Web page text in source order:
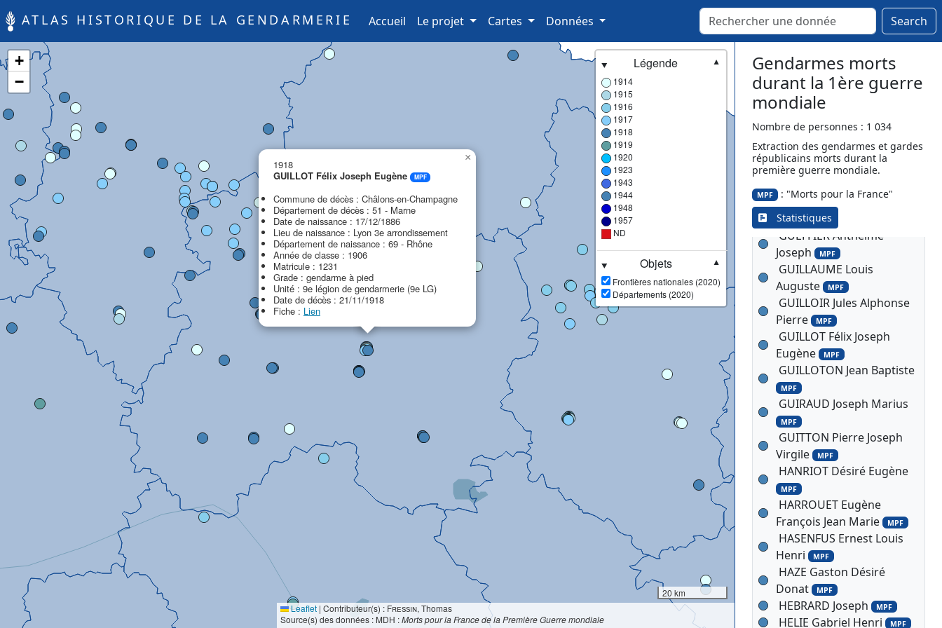
ATLAS HISTORIQUE DE LA GENDARMERIE Accueil (current)
Le projet Cartes Données Search
1918
GUILLOT Félix Joseph Eugène
MPF
Commune de décès : Châlons-en-Champagne
Département de décès : 51 - Marne
Date de naissance : 17/12/1886
Lieu de naissance : Lyon 3e arrondissement
Département de naissance : 69 - Rhône
Année de classe : 1906
Matricule : 1231
Grade : gendarme à pied
Unité : 9e légion de gendarmerie (9e LG)
Date de décès : 21/11/1918
Fiche : Lien
×
+
−
Légende
▼
1914
1915
1916
1917
1918
1919
1920
1923
1943
1944
1948
1957
ND
Objets
▼
Frontières nationales (2020)
Départements (2020)
20 km
Leaflet | Contributeur(s) : Fressin, Thomas
Source(s) des données : MDH :Morts pour la France de la Première Guerre mondiale
Gendarmes morts
durant la 1ère guerre
mondiale
Nombre de personnes : 1 034
Extraction des gendarmes et gardes
républicains morts durant la
première guerre mondiale.
MPF : "Morts pour la France"
Statistiques
GOT Martin Eugène MPF
GOUET Auguste Albert
GRAND Constant Ernest
MPF
GRANDIDIER Edmond
Marie
GRANGER Clément MPF
GRILLON Pierre MPF
GROS Eugène Placide
MPF
GUEFFIER Anthelme
Joseph MPF
GUILLAUME Louis
Auguste MPF
GUILLOIR Jules Alphonse
Pierre MPF
GUILLOT Félix Joseph
Eugène MPF
GUILLOTON Jean Baptiste
MPF
GUIRAUD Joseph Marius
MPF
GUITTON Pierre Joseph
Virgile MPF
HANRIOT Désiré Eugène
MPF
HARROUET Eugène
François Jean Marie MPF
HASENFUS Ernest Louis
Henri MPF
HAZE Gaston Désiré
Donat MPF
HEBRARD Joseph MPF
HELIE Gabriel Henri MPF